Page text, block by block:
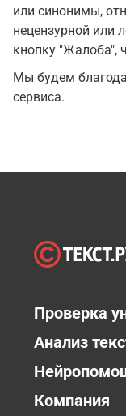
или синонимы,
нецензурной или
кнопку "Жалоба",
Мы будем
сервиса.
Проверка
Анализ
Компания